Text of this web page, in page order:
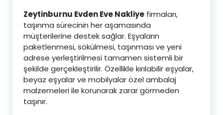
Zeytinburnu Evden Eve Nakliye firmaları,
taşınma sürecinin her aşamasında
müşterilerine destek sağlar. Eşyaların
paketlenmesi, sökülmesi, taşınması ve yeni
adrese yerleştirilmesi tamamen sistemli bir
şekilde gerçekleştirilir. Özellikle kırılabilir eşyalar,
beyaz eşyalar ve mobilyalar özel ambalaj
malzemeleri ile korunarak zarar görmeden
taşınır.